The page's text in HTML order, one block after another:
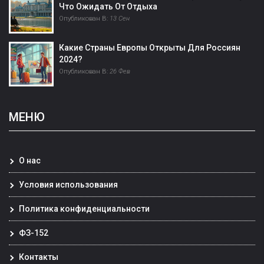
Что Ожидать От Отдыха
Опубликован В: 13 Сен
Какие Страны Европы Открыты Для Россиян
2024?
Опубликован В: 26 Фев
МЕНЮ
О нас
Условия использования
Политика конфиденциальности
ФЗ-152
Контакты